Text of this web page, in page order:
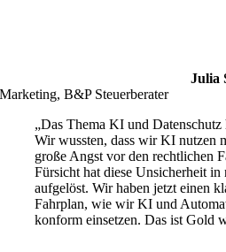
Julia
Marketing, B&P Steuerberater
„Das Thema KI und
Wir wussten, dass wir KI nutzen
große Angst vor den rechtlichen
Fürsicht hat diese Unsicherheit
aufgelöst. Wir haben jetzt einen
Fahrplan, wie wir KI und
konform einsetzen. Das ist Gold